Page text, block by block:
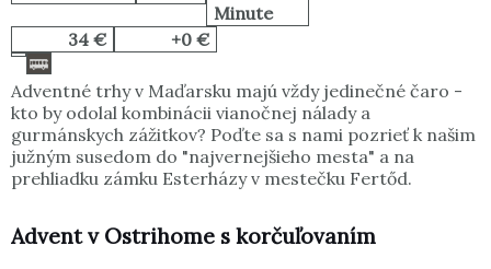
Minute
34 €
+0 €
Adventné trhy v Maďarsku majú vždy jedinečné čaro -
kto by odolal kombinácii vianočnej nálady a
gurmánskych zážitkov? Poďte sa s nami pozrieť k našim
južným susedom do "najvernejšieho mesta" a na
prehliadku zámku Esterházy v mestečku Fertőd.
Advent v Ostrihome s korčuľovaním